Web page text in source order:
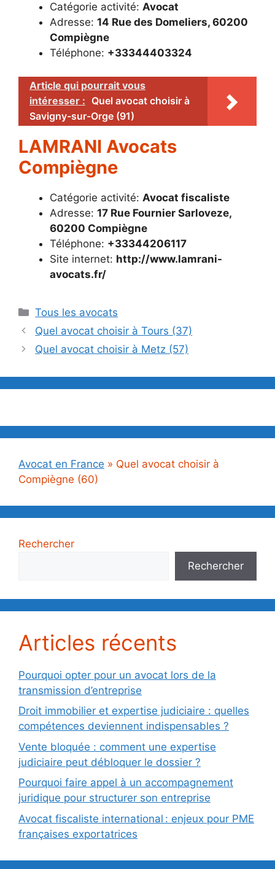
Catégorie activité: Avocat
Adresse: 14 Rue des Domeliers, 60200
Compiègne
Téléphone: +33344403324
Article qui pourrait vous
intéresser : Quel avocat choisir à
Savigny-sur-Orge (91)
LAMRANI Avocats
Compiègne
Catégorie activité: Avocat fiscaliste
Adresse: 17 Rue Fournier Sarloveze,
60200 Compiègne
Téléphone: +33344206117
Site internet: http://www.lamrani-
avocats.fr/
Catégories
Tous les avocats
Quel avocat choisir à Tours (37)
Quel avocat choisir à Metz (57)
Avocat en France » Quel avocat choisir à
Compiègne (60)
Rechercher
Rechercher
Articles récents
Pourquoi opter pour un avocat lors de la
transmission d’entreprise
Droit immobilier et expertise judiciaire : quelles
compétences deviennent indispensables ?
Vente bloquée : comment une expertise
judiciaire peut débloquer le dossier ?
Pourquoi faire appel à un accompagnement
juridique pour structurer son entreprise
Avocat fiscaliste international : enjeux pour PME
françaises exportatrices